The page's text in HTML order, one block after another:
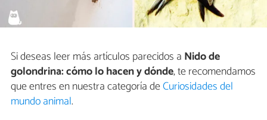
Si deseas leer más artículos parecidos a Nido de
golondrina: cómo lo hacen y dónde, te recomendamos
que entres en nuestra categoría deCuriosidades del
mundo animal.